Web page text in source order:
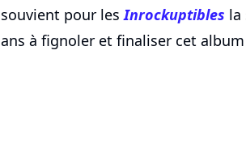
souvient pour lesInrockuptibles la
ans à fignoler et finaliser cet album